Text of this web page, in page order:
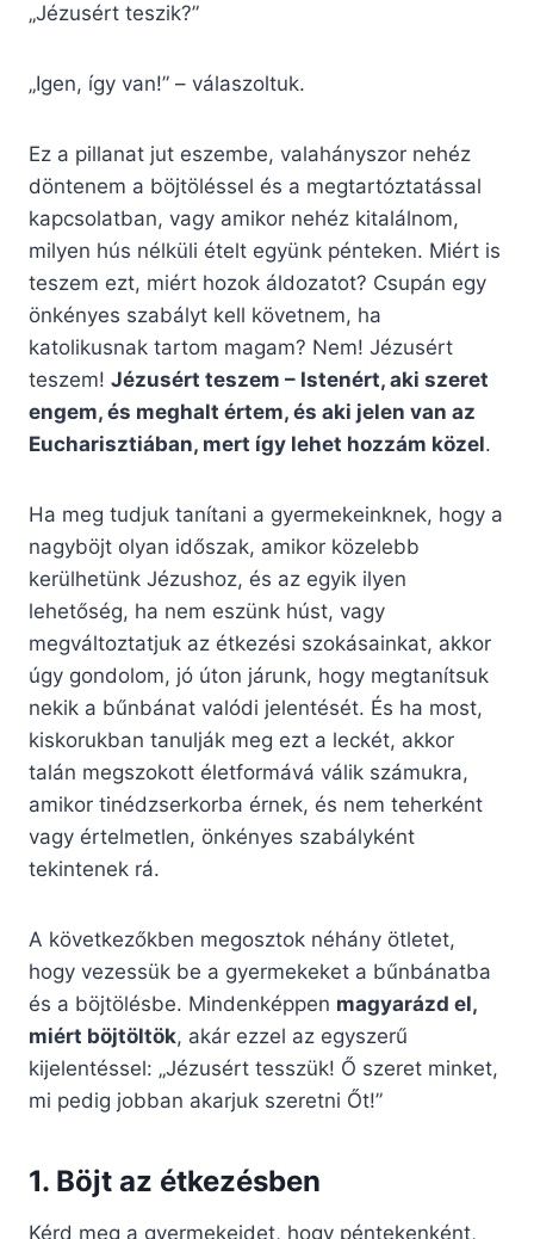
„Jézusért teszik?”
„Igen, így van!” – válaszoltuk.
Ez a pillanat jut eszembe, valahányszor nehéz
döntenem a böjtöléssel és a megtartóztatással
kapcsolatban, vagy amikor nehéz kitalálnom,
milyen hús nélküli ételt együnk pénteken. Miért is
teszem ezt, miért hozok áldozatot? Csupán egy
önkényes szabályt kell követnem, ha
katolikusnak tartom magam? Nem! Jézusért
teszem! Jézusért teszem – Istenért, aki szeret
engem, és meghalt értem, és aki jelen van az
Eucharisztiában, mert így lehet hozzám közel.
Ha meg tudjuk tanítani a gyermekeinknek, hogy a
nagyböjt olyan időszak, amikor közelebb
kerülhetünk Jézushoz, és az egyik ilyen
lehetőség, ha nem eszünk húst, vagy
megváltoztatjuk az étkezési szokásainkat, akkor
úgy gondolom, jó úton járunk, hogy megtanítsuk
nekik a bűnbánat valódi jelentését. És ha most,
kiskorukban tanulják meg ezt a leckét, akkor
talán megszokott életformává válik számukra,
amikor tinédzserkorba érnek, és nem teherként
vagy értelmetlen, önkényes szabályként
tekintenek rá.
A következőkben megosztok néhány ötletet,
hogy vezessük be a gyermekeket a bűnbánatba
és a böjtölésbe. Mindenképpen magyarázd el,
miért böjtöltök, akár ezzel az egyszerű
kijelentéssel: „Jézusért tesszük! Ő szeret minket,
mi pedig jobban akarjuk szeretni Őt!”
1. Böjt az étkezésben
Kérd meg a gyermekeidet, hogy péntekenként,